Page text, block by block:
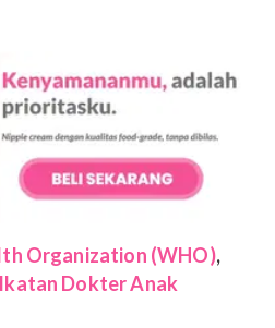
Organization (WHO),
Ikatan Dokter Anak